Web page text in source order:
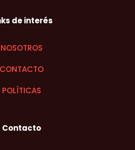
de interés
NOSOTROS
CONTACTO
POLÍTICAS
Contacto